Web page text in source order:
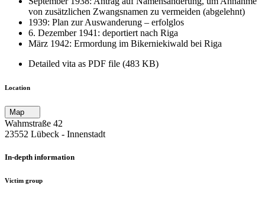
von zusätzlichen Zwangsnamen zu vermeiden (abgelehnt)
1939: Plan zur Auswanderung – erfolglos
6. Dezember 1941: deportiert nach Riga
März 1942: Ermordung im Bikerniekiwald bei Riga
Detailed vita as PDF file (483 KB)
Location
Wahmstraße 42
23552 Lübeck ‐ Innenstadt
In-depth information
Victim group